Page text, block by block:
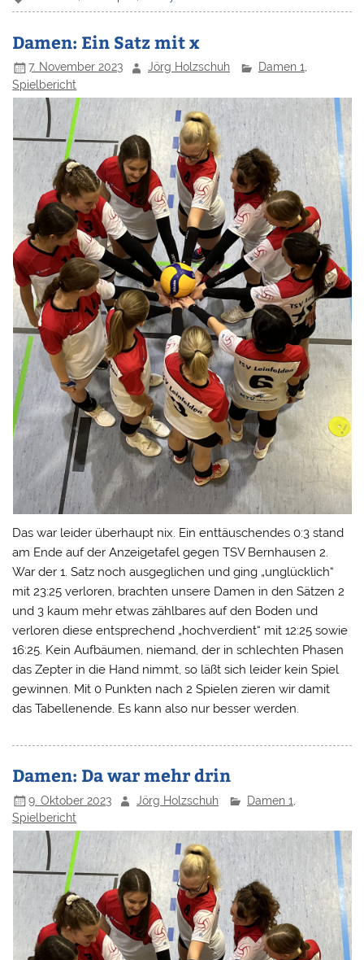
Damen: Ein Satz mit x
7. November 2023 Jörg Holzschuh Damen 1,
Spielbericht
Das war leider überhaupt nix. Ein enttäuschendes 0:3 stand
am Ende auf der Anzeigetafel gegen TSV Bernhausen 2.
War der 1. Satz noch ausgeglichen und ging „unglücklich“
mit 23:25 verloren, brachten unsere Damen in den Sätzen 2
und 3 kaum mehr etwas zählbares auf den Boden und
verloren diese entsprechend „hochverdient“ mit 12:25 sowie
16:25. Kein Aufbäumen, niemand, der in schlechten Phasen
das Zepter in die Hand nimmt, so läßt sich leider kein Spiel
gewinnen. Mit 0 Punkten nach 2 Spielen zieren wir damit
das Tabellenende. Es kann also nur besser werden.
Damen: Da war mehr drin
9. Oktober 2023 Jörg Holzschuh Damen 1
Spielbericht